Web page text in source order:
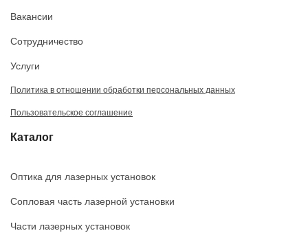
Вакансии
Сотрудничество
Услуги
Политика в отношении обработки персональных данных
Пользовательское соглашение
Каталог
Оптика для лазерных установок
Сопловая часть лазерной установки
Части лазерных установок